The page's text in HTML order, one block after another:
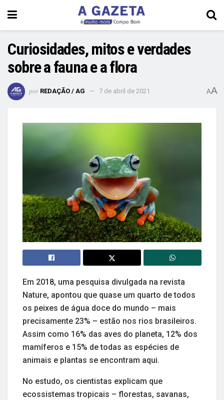
Curiosidades, mitos e verdades
sobre a fauna e a flora
por REDAÇÃO / AG 7 de abril de 2021 AA
Em 2018, uma pesquisa divulgada na revista
Nature, apontou que quase um quarto de todos
os peixes de água doce do mundo – mais
precisamente 23% – estão nos rios brasileiros.
Assim como 16% das aves do planeta, 12% dos
mamíferos e 15% de todas as espécies de
animais e plantas se encontram aqui.
No estudo, os cientistas explicam que
ecossistemas tropicais – florestas, savanas,